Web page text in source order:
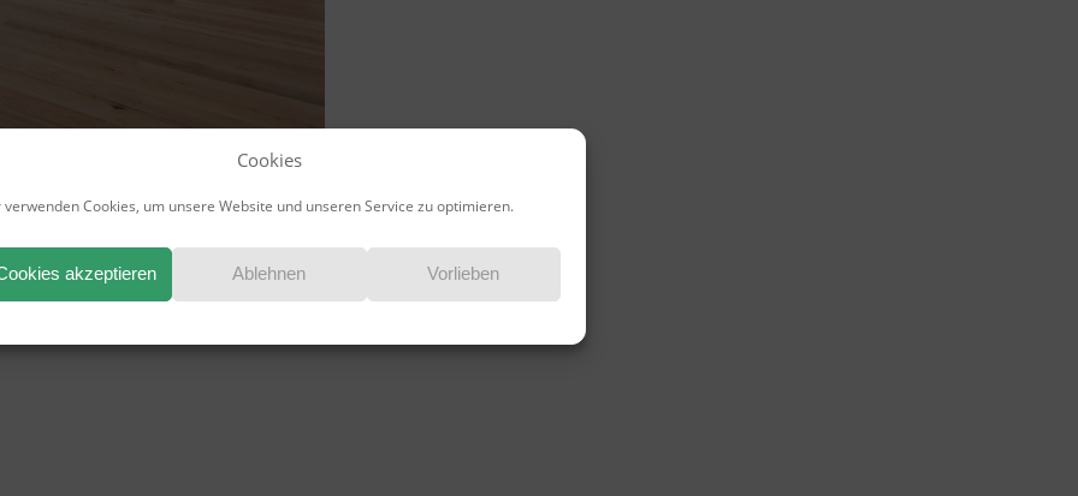
Cookies
verwenden Cookies, um unsere Website und unseren Service zu optimieren.
akzeptieren Ablehnen Vorlieben